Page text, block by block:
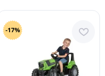
-17%